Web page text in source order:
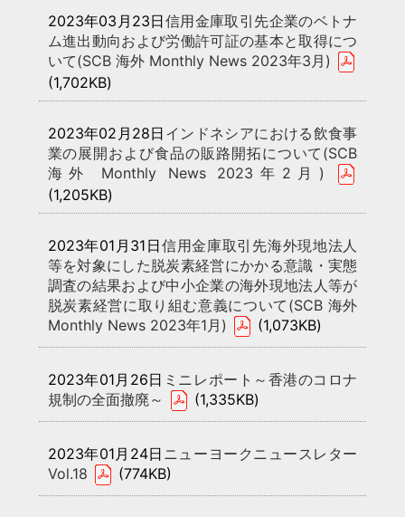
2023年03月23日信用金庫取引先企業のベトナ
ム進出動向および労働許可証の基本と取得につ
いて(SCB 海外 Monthly News 2023年3月)
(1,702KB)
2023年02月28日 インドネシアにおける飲食事
業の展開および食品の販路開拓について(SCB
海外 Monthly News 2023年2月)
(1,205KB)
2023年01月31日信用金庫取引先海外現地法人
等を対象にした脱炭素経営にかかる意識・実態
調査の結果および中小企業の海外現地法人等が
脱炭素経営に取り組む意義について(SCB 海外
Monthly News 2023年1月)
(1,073KB)
2023年01月26日 ミニレポート～香港のコロナ
規制の全面撤廃～
(1,335KB)
2023年01月24日 ニューヨークニュースレター
Vol.18
(774KB)